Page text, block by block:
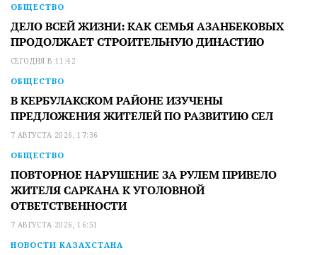
ОБЩЕСТВО
ДЕЛО ВСЕЙ ЖИЗНИ: КАК СЕМЬЯ АЗАНБЕКОВЫХ
ПРОДОЛЖАЕТ СТРОИТЕЛЬНУЮ ДИНАСТИЮ
СЕГОДНЯ В 11:42
ОБЩЕСТВО
В КЕРБУЛАКСКОМ РАЙОНЕ ИЗУЧЕНЫ
ПРЕДЛОЖЕНИЯ ЖИТЕЛЕЙ ПО РАЗВИТИЮ СЕЛ
7 АВГУСТА 2026, 17:36
ОБЩЕСТВО
ПОВТОРНОЕ НАРУШЕНИЕ ЗА РУЛЕМ ПРИВЕЛО
ЖИТЕЛЯ САРКАНА К УГОЛОВНОЙ
ОТВЕТСТВЕННОСТИ
7 АВГУСТА 2026, 16:51
НОВОСТИ КАЗАХСТАНА